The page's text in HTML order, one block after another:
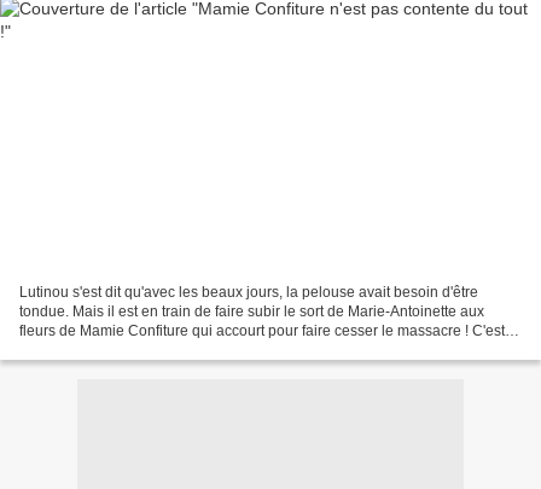
Lutinou s'est dit qu'avec les beaux jours, la pelouse avait besoin d'être
tondue. Mais il est en train de faire subir le sort de Marie-Antoinette aux
fleurs de Mamie Confiture qui accourt pour faire cesser le massacre ! C'est